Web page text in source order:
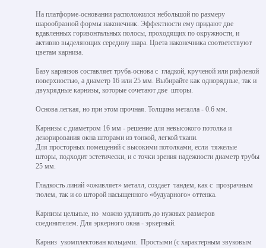
На платформе-основании расположился небольшой по размеру
шарообразной формы наконечник. Эффектности ему придают две
вдавленных горизонтальных полосы, проходящих по окружности, и
активно выделяющих середину шара. Цвета наконечника соответствуют
цветам карниза.
Базу карнизов составляет труба-основа с гладкой, крученой или рифленой
поверхностью, а диаметр 16 или 25 мм. Выбирайте как однорядные, так и
двухрядные карнизы, которые сочетают две шторы.
Основа легкая, но при этом прочная. Толщина металла - 0.6 мм.
Карнизы с диаметром 16 мм - решение для невысокого потолка и
декорирования окна шторами из тонкой, легкой ткани.
Для просторных помещений с высокими потолками, если тяжелые
шторы, подходит эстетически, и с точки зрения надежности диаметр трубы
25 мм.
Гладкость линий «оживляет» металл, создает тандем, как с прозрачным
тюлем, так и со шторой насыщенного «будуарного» оттенка.
Карнизы цельные, но можно удлинить до нужных размеров
соединителем. Для эркерного окна - эркерный.
Карниз укомплектован кольцами. Простыми (с характерным звуковым